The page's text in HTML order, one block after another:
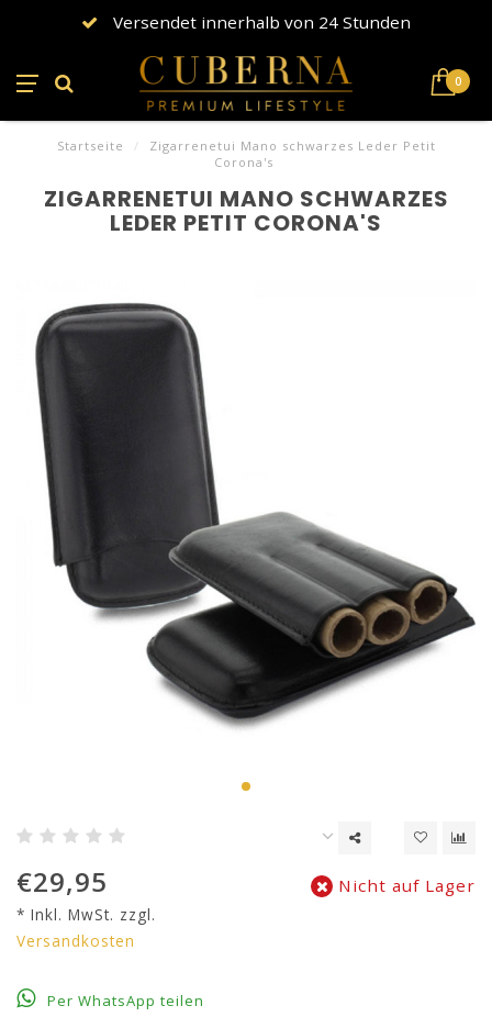
Versendet innerhalb von 24 Stunden
0
Startseite /
Zigarrenetui Mano schwarzes Leder Petit
Corona's
ZIGARRENETUI MANO SCHWARZES
LEDER PETIT CORONA'S
€29,95
* Inkl. MwSt. zzgl.
Versandkosten
Nicht auf Lager
Per WhatsApp teilen